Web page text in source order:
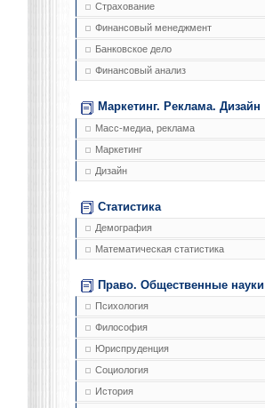
Страхование
Финансовый менеджмент
Банковское дело
Финансовый анализ
Маркетинг. Реклама. Дизайн
Масс-медиа, реклама
Маркетинг
Дизайн
Статистика
Демография
Математическая статистика
Право. Общественные науки
Психология
Философия
Юриспруденция
Социология
История